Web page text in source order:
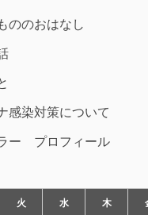
ののおはなし
感染対策について
ー プロフィール
火 水 木